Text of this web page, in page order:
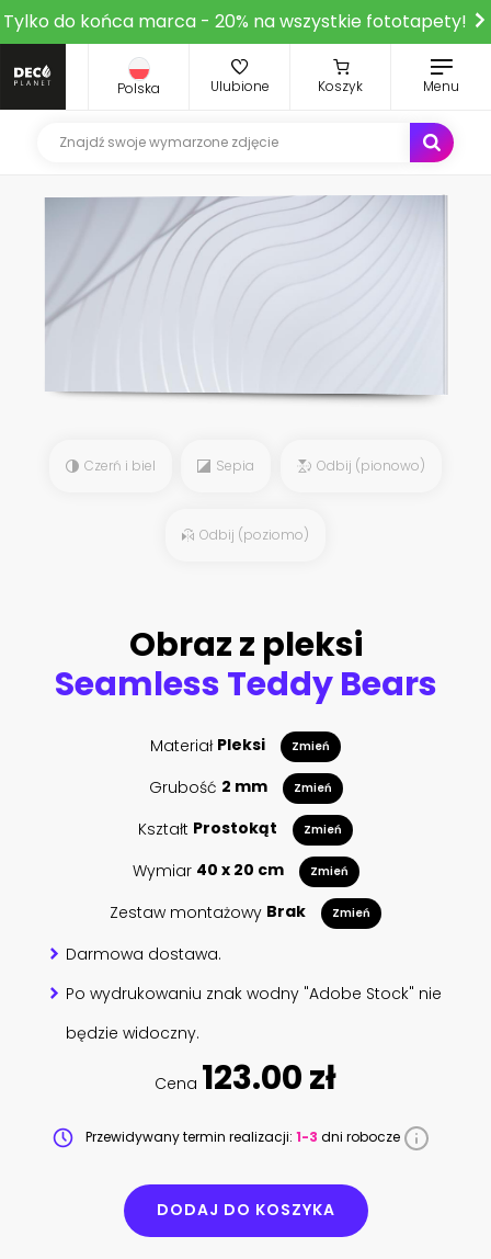
Tylko do końca marca - 20% na wszystkie fototapety!
Polska Ulubione Koszyk Menu
Czerń i biel Sepia Odbij (pionowo)
Odbij (poziomo)
Obraz z pleksi
Seamless Teddy Bears
Materiał Pleksi Zmień
Grubość 2 mm Zmień
Kształt Prostokąt Zmień
Wymiar 40 x 20 cm Zmień
Zestaw montażowy Brak Zmień
Darmowa dostawa.
Po wydrukowaniu znak wodny "Adobe Stock" nie
będzie widoczny.
Cena 123.00 zł
Przewidywany termin realizacji: 1-3 dni robocze
DODAJ DO KOSZYKA